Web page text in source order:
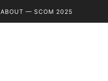
ABOUT — SCOM 2025